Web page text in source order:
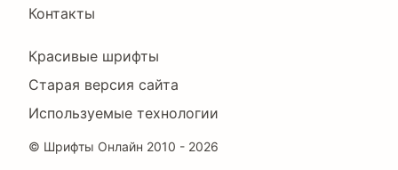
Контакты
Footer
Right
Красивые шрифты
Старая версия сайта
Используемые технологии
© Шрифты Онлайн 2010 - 2026